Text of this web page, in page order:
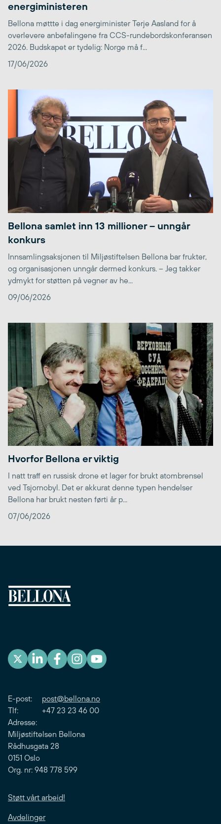
energiministeren
Bellona møttte i dag energiminister Terje Aasland for å
overlevere anbefalingene fra CCS-rundebordskonferansen
2026. Budskapet er tydelig: Norge må f...
17/06/2026
Bellona samlet inn 13 millioner – unngår
konkurs
Innsamlingsaksjonen til Miljøstiftelsen Bellona bar frukter,
og organisasjonen unngår dermed konkurs. – Jeg takker
ydmykt for støtten på vegner av he...
09/06/2026
Hvorfor Bellona er viktig
I natt traff en russisk drone et lager for brukt atombrensel
ved Tsjornobyl. Det er akkurat denne typen hendelser
Bellona har brukt nesten førti år p...
07/06/2026
E-post: post@bellona.no
Tlf: +47 23 23 46 00
Adresse:
Miljøstiftelsen Bellona
Rådhusgata 28
0151 Oslo
Org. nr: 948 778 599
Støtt vårt arbeid!
Avdelinger